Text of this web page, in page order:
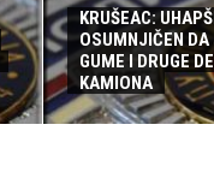
KRUŠEAC:
OSUMNJIČEN
GUME I DRUGE
KAMIONA